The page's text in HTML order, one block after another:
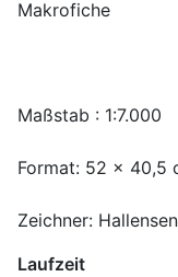
Zeichner:
Laufzeit